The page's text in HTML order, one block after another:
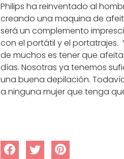
Philips ha reinventado al
creando una maquina de
será un complemento
con el portátil y el portatrajes.
de muchos es tener que
días. Nosotras ya tenemos
una buena depilación.
a ninguna mujer que tenga
tópico se han